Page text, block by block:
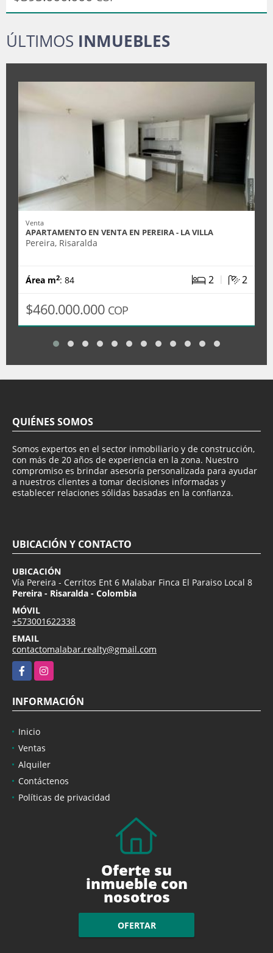
ÚLTIMOS INMUEBLES
Venta
APARTAMENTO EN VENTA EN PEREIRA - LA VILLA
Pereira, Risaralda
Área m2: 84 2 | 2
$460.000.000 COP
QUIÉNES SOMOS
Somos expertos en el sector inmobiliario y de construcción,
con más de 20 años de experiencia en la zona. Nuestro
compromiso es brindar asesoría personalizada para ayudar
a nuestros clientes a tomar decisiones informadas y
establecer relaciones sólidas basadas en la confianza.
UBICACIÓN Y CONTACTO
UBICACIÓN
Vía Pereira - Cerritos Ent 6 Malabar Finca El Paraiso Local 8
Pereira - Risaralda - Colombia
MÓVIL
+573001622338
EMAIL
contactomalabar.realty@gmail.com
FacebookInstagram
INFORMACIÓN
Inicio
Ventas
Alquiler
Contáctenos
Políticas de privacidad
Oferte su
inmueble con
nosotros
OFERTAR